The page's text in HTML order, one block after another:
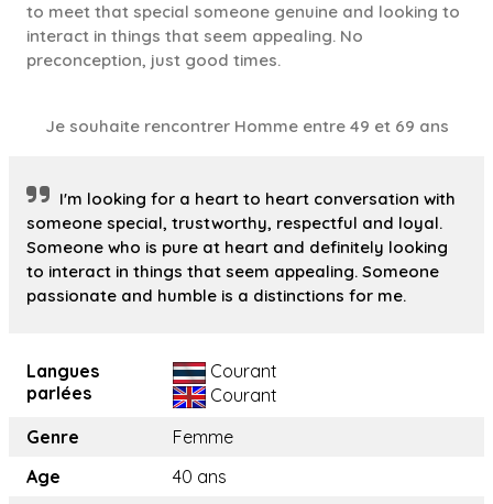
to meet that special someone genuine and looking to
interact in things that seem appealing. No
preconception, just good times.
Je souhaite rencontrer Homme entre 49 et 69 ans
I'm looking for a heart to heart conversation with
someone special, trustworthy, respectful and loyal.
Someone who is pure at heart and definitely looking
to interact in things that seem appealing. Someone
passionate and humble is a distinctions for me.
Langues
parlées
Courant
Courant
Genre
Femme
Age
40 ans